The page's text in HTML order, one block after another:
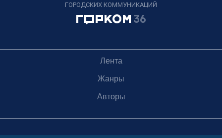
ГОРОДСКИХ КОММУНИКАЦИЙ
Лента
Жанры
Авторы